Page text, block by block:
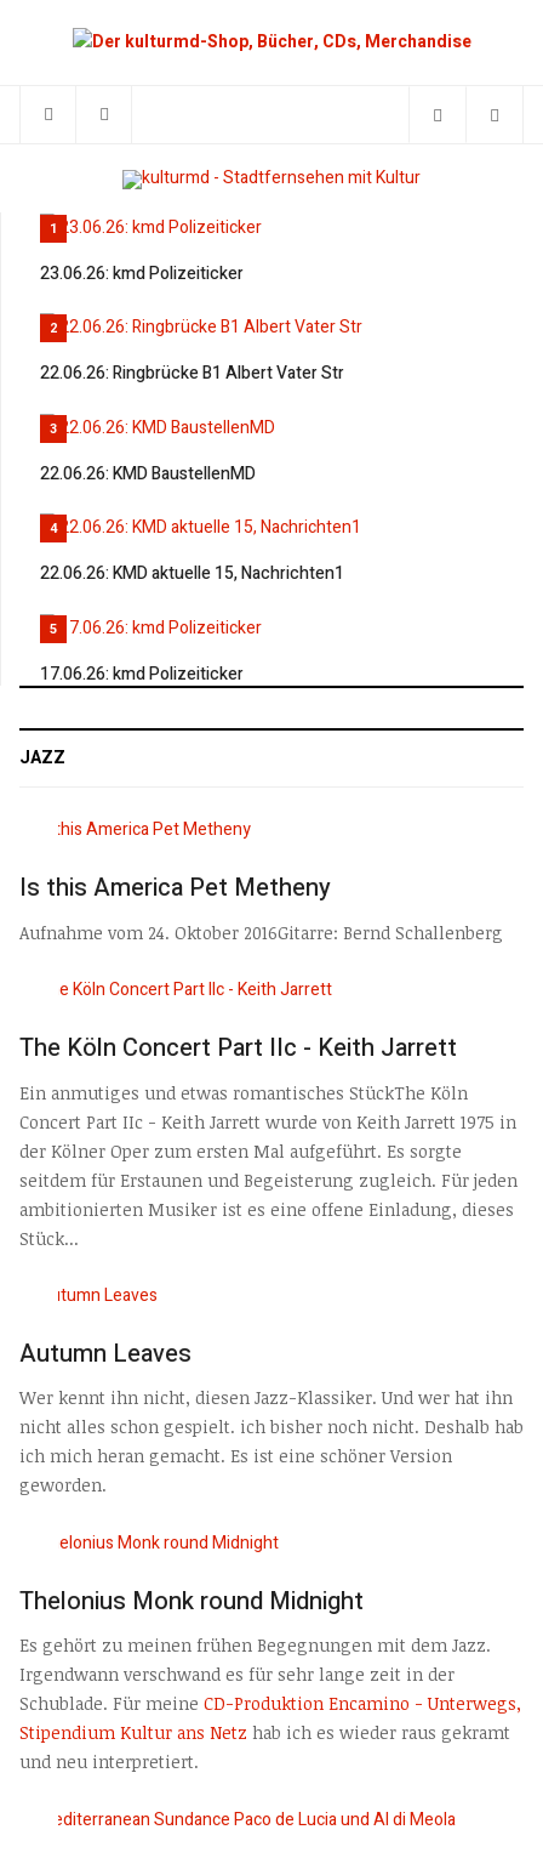
1
23.06.26: kmd Polizeiticker
2
22.06.26: Ringbrücke B1 Albert Vater Str
3
22.06.26: KMD BaustellenMD
4
22.06.26: KMD aktuelle 15, Nachrichten1
5
17.06.26: kmd Polizeiticker
JAZZ
Is this America Pet Metheny
Aufnahme vom 24. Oktober 2016Gitarre: Bernd Schallenberg
The Köln Concert Part IIc - Keith Jarrett
Ein anmutiges und etwas romantisches StückThe Köln
Concert Part IIc - Keith Jarrett wurde von Keith Jarrett 1975 in
der Kölner Oper zum ersten Mal aufgeführt. Es sorgte
seitdem für Erstaunen und Begeisterung zugleich. Für jeden
ambitionierten Musiker ist es eine offene Einladung, dieses
Stück...
Autumn Leaves
Wer kennt ihn nicht, diesen Jazz-Klassiker. Und wer hat ihn
nicht alles schon gespielt. ich bisher noch nicht. Deshalb hab
ich mich heran gemacht. Es ist eine schöner Version
geworden.
Thelonius Monk round Midnight
Es gehört zu meinen frühen Begegnungen mit dem Jazz.
Irgendwann verschwand es für sehr lange zeit in der
Schublade. Für meine CD-Produktion Encamino - Unterwegs,
Stipendium Kultur ans Netz hab ich es wieder raus gekramt
und neu interpretiert.